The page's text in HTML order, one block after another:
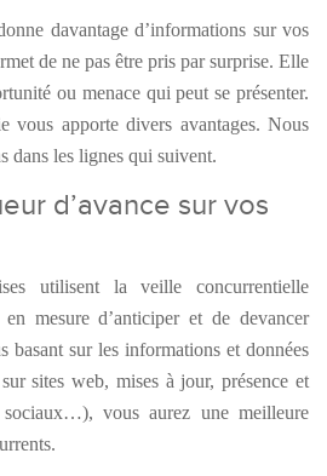
davantage d’informations sur vos
de ne pas être pris par surprise. Elle
ou menace qui peut se présenter.
vous apporte divers avantages. Nous
dans les lignes qui suivent.
d’avance sur vos
utilisent la veille concurrentielle
mesure d’anticiper et de devancer
basant sur les informations et données
sites web, mises à jour, présence et
vous aurez une meilleure